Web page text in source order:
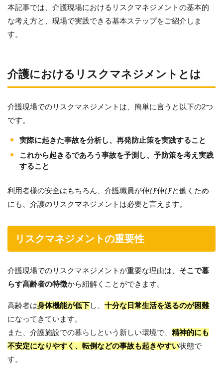
本記事では、介護現場におけるリスクマネジメントの基本的
な考え方と、現場で実践できる基本ステップをご紹介しま
す。
介護におけるリスクマネジメントとは
介護現場でのリスクマネジメントは、簡単に言うと以下の2つ
です。
実際に起きた事故を分析し、再発防止策を実践すること
これから起きるであろう事故を予測し、予防策を考え実践
すること
利用者様の安全はもちろん、介護職員が伸び伸びと働くため
にも、介護のリスクマネジメントは必要と言えます。
リスクマネジメントの重要性
介護現場でのリスクマネジメントが重要な理由は、 そこで暮
らす高齢者の特徴から紐解くことができます。
高齢者は身体機能が低下し、 十分な日常生活を送るのが困難
になってきています。
また、介護施設での暮らしという新しい環境で、 精神的にも
不安定になりやすく、転倒などの事故も起きやすい状態で
す。